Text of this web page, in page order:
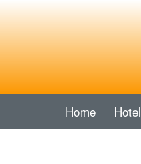
Home Hotel